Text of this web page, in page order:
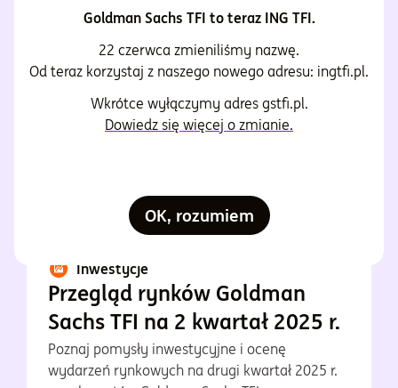
Polecane dla Ciebie
Czytaj więcej
Zweryfikowany przez eksperta
Inwestycje
Przegląd rynków Goldman
Sachs TFI na 2 kwartał 2025 r.
Poznaj pomysły inwestycyjne i ocenę
wydarzeń rynkowych na drugi kwartał 2025 r.
Goldman Sachs TFI to teraz ING TFI.
22 czerwca zmieniliśmy nazwę.
Od teraz korzystaj z naszego nowego adresu: ingtfi.pl.
Wkrótce wyłączymy adres gstfi.pl.
Dowiedz się więcej o zmianie.
OK, rozumiem